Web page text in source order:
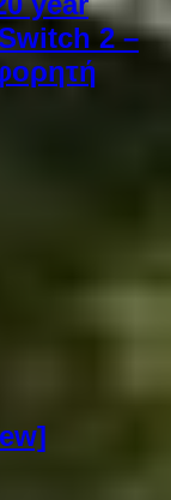
2 –